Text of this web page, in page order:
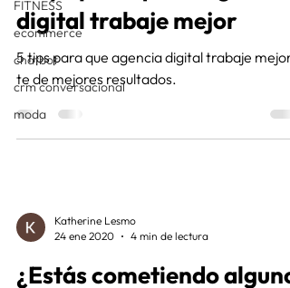
FITNESS
ecommerce
chatbot
crm conversacional
moda
digital trabaje mejor
5 tips para que agencia digital trabaje mejor
te de mejores resultados.
Katherine Lesmo
24 ene 2020
4 min de lectura
¿Estás cometiendo alguno